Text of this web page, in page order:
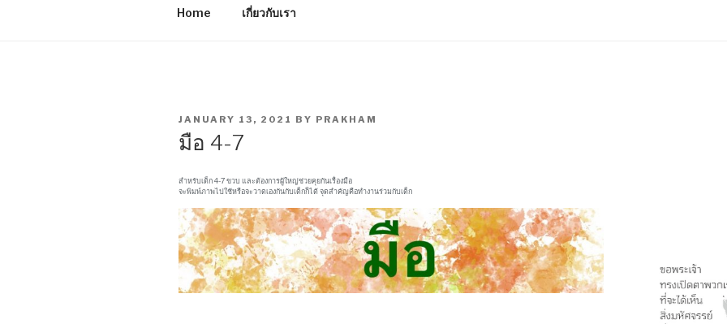
Home เกี่ยวกับเรา
POSTED
ON
JANUARY 13, 2021 BY PRAKHAM
มือ 4-7
สำหรับเด็ก 4-7 ขวบ และต้องการผู้ใหญ่ช่วยคุยกันเรื่องมือ
จะพิมพ์ภาพไปใช้หรือจะวาดเองกันกับเด็กก็ได้ จุดสำคัญคือทำงานร่วมกับเด็ก